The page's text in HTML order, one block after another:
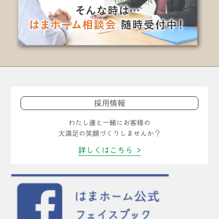
採用情報
わたし達と一緒にお客様の
大満足の笑顔づくりしませんか？
詳しくはこちら >